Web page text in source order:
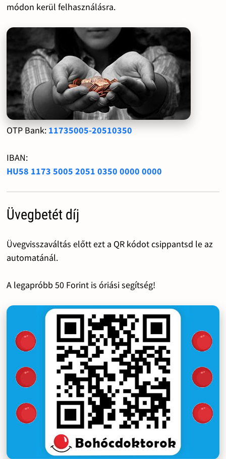
módon kerül felhasználásra.
OTP Bank: 11735005-20510350
IBAN:
HU58 1173 5005 2051 0350 0000 0000
Üvegbetét díj
Üvegvisszaváltás előtt ezt a QR kódot csippantsd le az
automatánál.
A legapróbb 50 Forint is óriási segítség!